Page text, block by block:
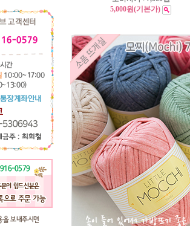
5,000원(기본가)